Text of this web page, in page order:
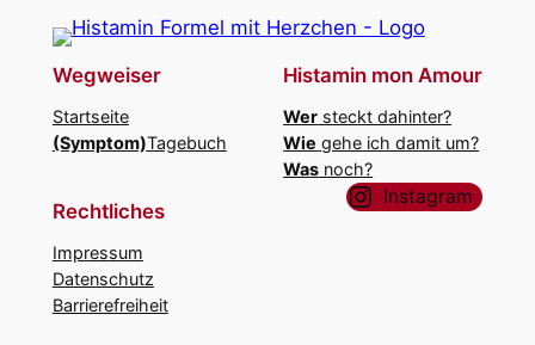
Wegweiser
Startseite
(Symptom)Tagebuch
Histamin mon Amour
Wer steckt dahinter?
Wie gehe ich damit um?
Was noch?
Rechtliches
Impressum
Datenschutz
Barrierefreiheit
Instagram